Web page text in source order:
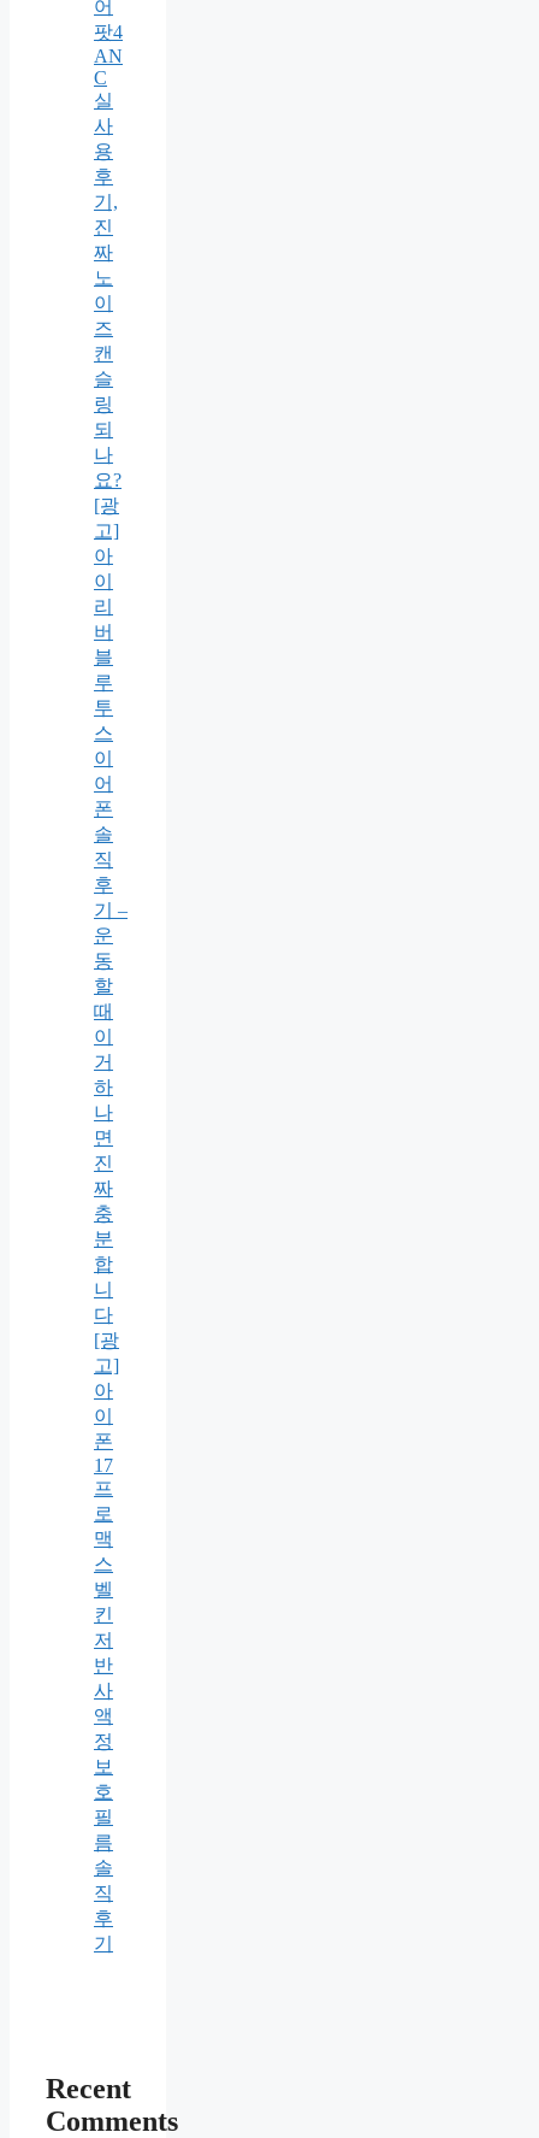
어
팟4
AN
C
실
사
용
후
기,
진
짜
노
이
즈
캔
슬
링
되
나
요?
[광
고]
아
이
리
버
블
루
투
스
이
어
폰
솔
직
후
기 –
운
동
할
때
이
거
하
나
면
진
짜
충
분
합
니
다
[광
고]
아
이
폰
17
프
로
맥
스
벨
킨
저
반
사
액
정
보
호
필
름
솔
직
후
기
Recent
Comments